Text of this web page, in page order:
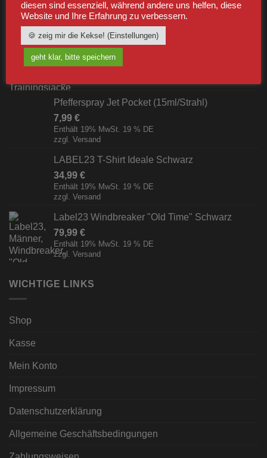
BESTSELLER
Label23 Trainingsjacke "TS 23 White"
Schwarz/Weiß [Digital]
Pfefferspray Jet Pocket (15ml/Strahl)
7,99 €
Enthält 19% MwSt. 19 % DE
zzgl. Versand
LABEL23 T-Shirt Ideale Schwarz
34,99 €
Enthält 19% MwSt. 19 % DE
zzgl. Versand
Label23 Windbreaker "Old Time" Schwarz
79,99 €
Enthält 19% MwSt. 19 % DE
zzgl. Versand
WICHTIGE LINKS
Shop
Kasse
Mein Konto
Impressum
Datenschutzerklärung
Allgemeine Geschäftsbedingungen
diesen sind essenziell, während andere uns helfen, diese
Website und Ihre Erfahrung zu verbessern.
🍪 zeig mir die Kekse! (Einstellungen)
geht klar, bitte speichern